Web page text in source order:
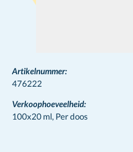
Artikelnummer:
476222
Verkoophoeveelheid:
100x20 ml, Per doos